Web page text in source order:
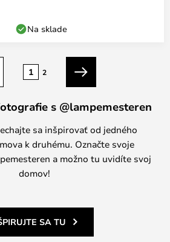
Na sklade
1 2
Ďalší
s @lampemesteren
sa inšpirovať od jedného
k druhému. Označte svoje
a možno tu uvidíte svoj
domov!
SA TU